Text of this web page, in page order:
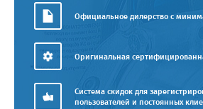
Официальное дилерство с
Оригинальная
Система скидок для
пользователей и постоянных